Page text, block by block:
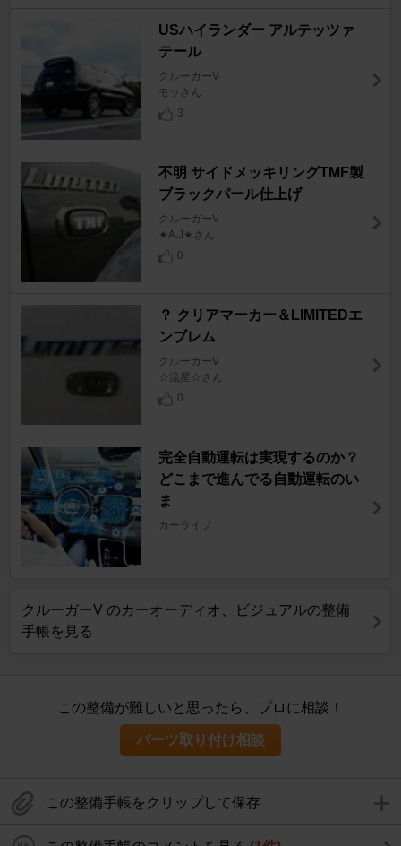
USハイランダー アルテッツァ
テール
クルーガーV
モッさん
3
不明 サイドメッキリングTMF製
ブラックパール仕上げ
クルーガーV
★A.J★さん
0
？ クリアマーカー＆LIMITEDエ
ンブレム
クルーガーV
☆流星☆さん
0
完全自動運転は実現するのか？
どこまで進んでる自動運転のい
ま
カーライフ
クルーガーV のカーオーディオ、ビジュアルの整備
手帳を見る
この整備が難しいと思ったら、プロに相談！
パーツ取り付け相談
この整備手帳をクリップして保存